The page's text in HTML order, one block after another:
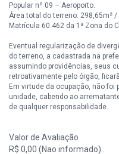
Popular nº 09 – Aeroporto.
Área total do terreno: 298,65m²
Matrícula 60.462 da 1ª Zona do
Eventual regularização de
do terreno, a cadastrada na
assumindo providências, seus
retroativamente pelo órgão,
Em virtude da ocupação, não
unidade, cabendo ao
de qualquer responsabilidade.
responsabilidade do interessado.
IPTU (exceto área maior) e
Valor de Avaliação
R$ 0,00 (Nao informado) .